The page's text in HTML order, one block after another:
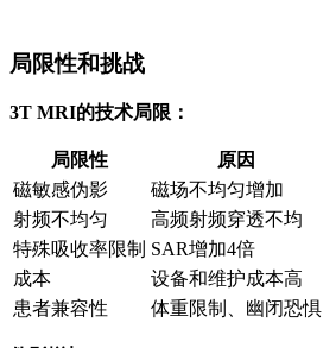
局限性和挑战
3T MRI的技术局限：
局限性 原因
磁敏感伪影
磁场不均匀增加
射频不均匀
高频射频穿透不均
特殊吸收率限制 SAR增加4倍
成本
设备和维护成本高
患者兼容性
体重限制、幽闭恐惧